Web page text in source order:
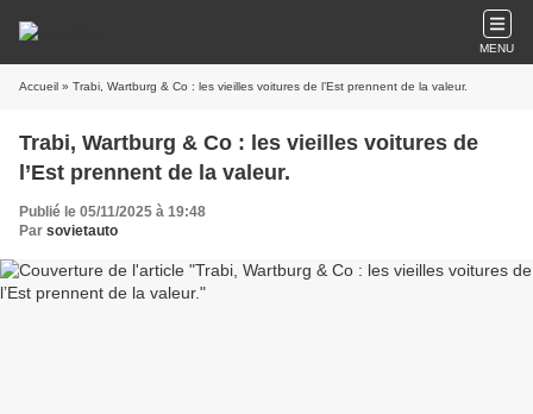
MENU
Accueil » Trabi, Wartburg & Co : les vieilles voitures de l’Est prennent de la valeur.
Trabi, Wartburg & Co : les vieilles voitures de
l’Est prennent de la valeur.
Publié le 05/11/2025 à 19:48
Par sovietauto